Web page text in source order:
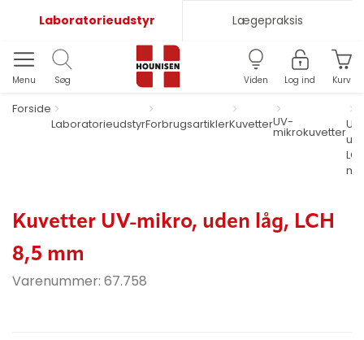
Laboratorieudstyr Lægepraksis
Menu Søg Viden Log ind Kurv
Forside
LaboratorieudstyrForbrugsartiklerKuvetterUV-
mikrokuvetter
Kuvetter UV-mikro, uden låg, LCH
8,5 mm
Varenummer: 67.758